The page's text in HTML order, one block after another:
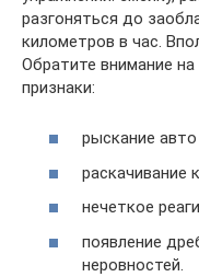
разгоняться до
километров в час.
Обратите внимание
признаки:
рыскание
раскачивание
нечеткое
появление
неровностей.